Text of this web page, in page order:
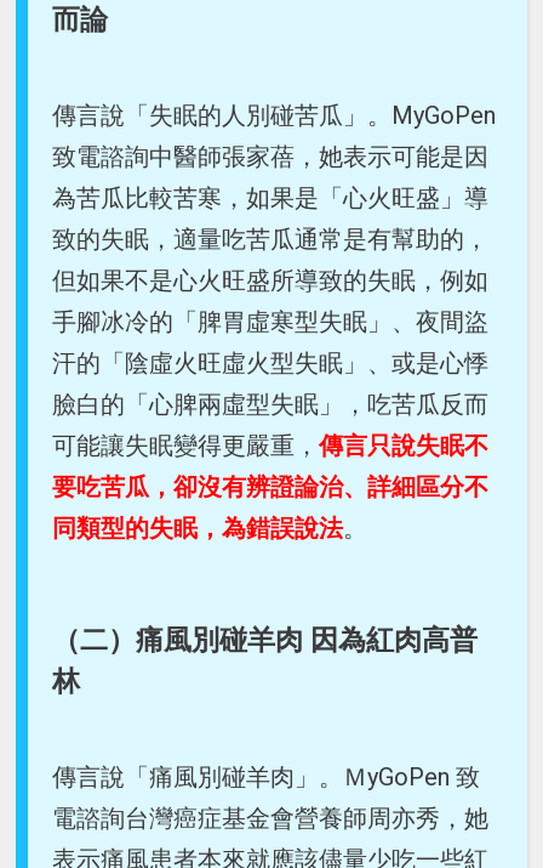
而論
傳言說「失眠的人別碰苦瓜」。MyGoPen
致電諮詢中醫師張家蓓，她表示可能是因
為苦瓜比較苦寒，如果是「心火旺盛」導
致的失眠，適量吃苦瓜通常是有幫助的，
但如果不是心火旺盛所導致的失眠，例如
手腳冰冷的「脾胃虛寒型失眠」、夜間盜
汗的「陰虛火旺虛火型失眠」、或是心悸
臉白的「心脾兩虛型失眠」，吃苦瓜反而
可能讓失眠變得更嚴重，傳言只說失眠不
要吃苦瓜，卻沒有辨證論治、詳細區分不
同類型的失眠，為錯誤說法。
（二）痛風別碰羊肉 因為紅肉高普
林
傳言說「痛風別碰羊肉」。ＭyGoPen 致
電諮詢台灣癌症基金會營養師周亦秀，她
表示痛風患者本來就應該儘量少吃一些紅